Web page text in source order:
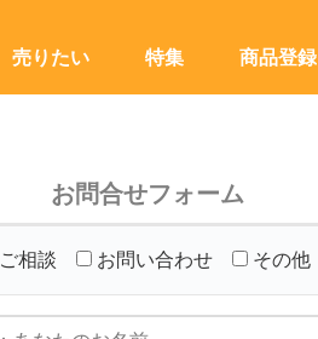
売りたい 特集 商品登録
お問合せフォーム
ご相談 お問い合わせ その他